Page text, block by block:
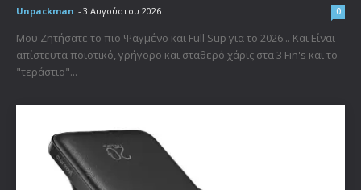
Unpackman - 3 Αυγούστου 2026 0
Μου Ζητήσατε το πιο Ψαγμένο και Full Sup για το 2026... Και Είναι
απίστευτα ποιοτικό, γρήγορο και σταθερό χάρις στα 3 Fin's και το
"τεράστιο"...